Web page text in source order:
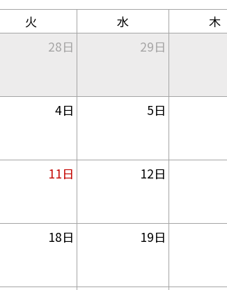
火 水 木
28日 29日
4日 5日
11日 12日
18日 19日